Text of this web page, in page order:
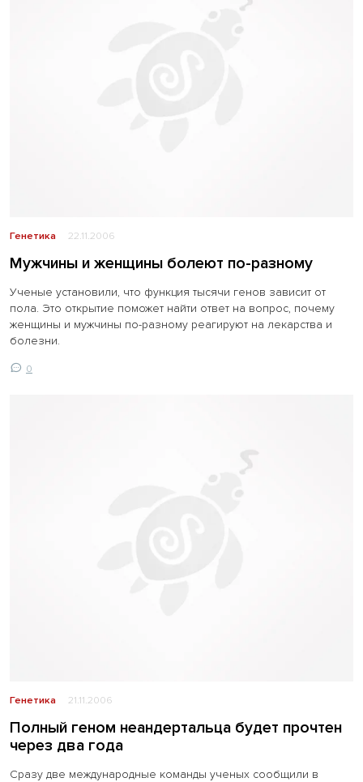
Генетика 22.11.2006
Мужчины и женщины болеют по-разному
Ученые установили, что функция тысячи генов зависит от
пола. Это открытие поможет найти ответ на вопрос, почему
женщины и мужчины по-разному реагируют на лекарства и
болезни.
0
Генетика 21.11.2006
Полный геном неандертальца будет прочтен
через два года
Сразу две международные команды ученых сообщили в